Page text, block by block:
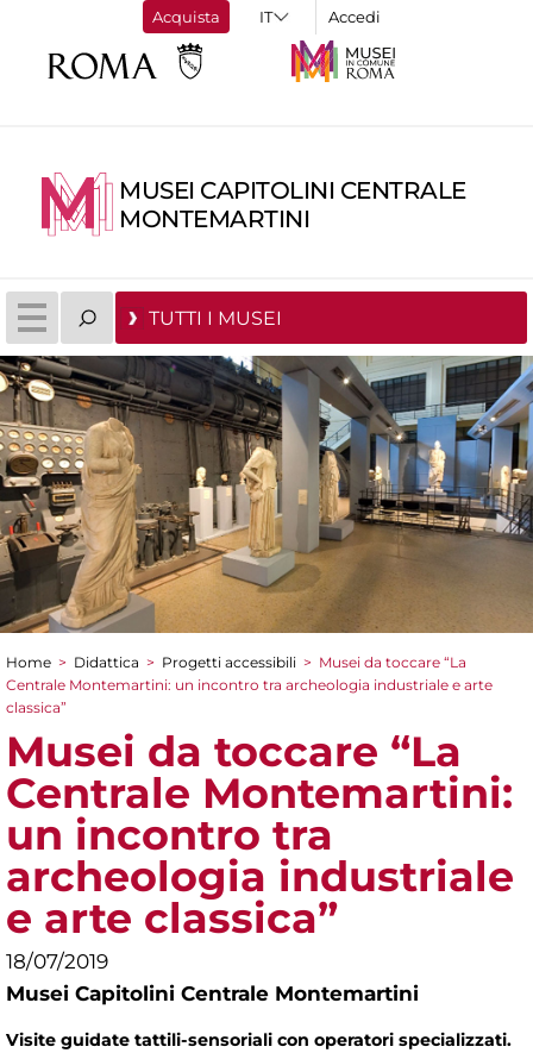
Acquista Accedi
MUSEI CAPITOLINI CENTRALE
MONTEMARTINI
TUTTI I MUSEI
Tu sei qui
Home > Didattica > Progetti accessibili > Musei da toccare “La
Centrale Montemartini: un incontro tra archeologia industriale e arte
classica”
Musei da toccare “La
Centrale Montemartini:
un incontro tra
archeologia industriale
e arte classica”
18/07/2019
Musei Capitolini Centrale Montemartini
Visite guidate tattili-sensoriali con operatori specializzati.